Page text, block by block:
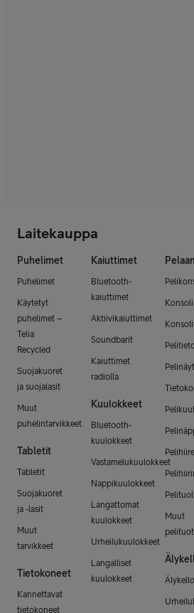
Laitekauppa
Puhelimet
Puhelimet
Käytetyt
puhelimet –
Telia
Recycled
Suojakuoret
ja suojalasit
Muut
puhelintarvikkeet
Tabletit
Tabletit
Suojakuoret
ja -lasit
Muut
tarvikkeet
Tietokoneet
Kannettavat
tietokoneet
Kaiuttimet
Bluetooth-
kaiuttimet
Aktiivikaiuttimet
Soundbarit
Kaiuttimet
radiolla
Kuulokkeet
Bluetooth-
kuulokkeet
Vastamelukuulokkeet
Nappikuulokkeet
Langattomat
kuulokkeet
Urheilukuulokkeet
Langalliset
kuulokkeet
Muut